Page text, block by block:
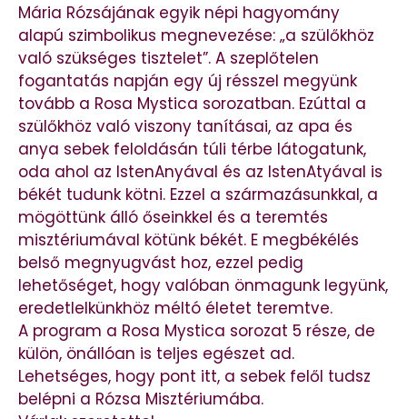
Mária Rózsájának egyik népi hagyomány
alapú szimbolikus megnevezése: „a szülőkhöz
való szükséges tisztelet”. A szeplőtelen
fogantatás napján egy új résszel megyünk
tovább a Rosa Mystica sorozatban. Ezúttal a
szülőkhöz való viszony tanításai, az apa és
anya sebek feloldásán túli térbe látogatunk,
oda ahol az IstenAnyával és az IstenAtyával is
békét tudunk kötni. Ezzel a származásunkkal, a
mögöttünk álló őseinkkel és a teremtés
misztériumával kötünk békét. E megbékélés
belső megnyugvást hoz, ezzel pedig
lehetőséget, hogy valóban önmagunk legyünk,
eredetlelkünkhöz méltó életet teremtve.
A program a Rosa Mystica sorozat 5 része, de
külön, önállóan is teljes egészet ad.
Lehetséges, hogy pont itt, a sebek felől tudsz
belépni a Rózsa Misztériumába.